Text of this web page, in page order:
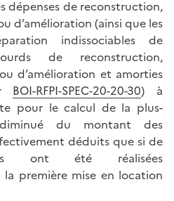
dépenses de reconstruction,
d’amélioration (ainsi que les
indissociables de
de reconstruction,
d’amélioration et amorties
BOI-RFPI-SPEC-20-20-30) à
pour le calcul de la plus-
du montant des
déduits que si de
ont été réalisées
première mise en location